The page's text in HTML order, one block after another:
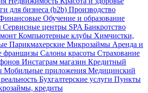
для бизнеса (b2b) Производство
Обучение и образование
Сервисные центры SPA Банкротство
Компьютерные клубы Химчистки,
Парикмахерские Микрозаймы Аренда и
франшизы Салоны красоты Страхование
Инстаграм магазин Кредитный
Мобильные приложения Медицинский
Бухгалтерские услуги Пункты
кредиты